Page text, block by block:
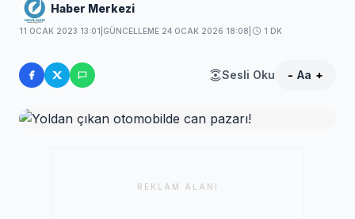
Haber Merkezi
11 OCAK 2023 13:01 GÜNCELLEME 24 OCAK 2026 18:08 1 DK
Sesli Oku - Aa +
REKLAM ALANI